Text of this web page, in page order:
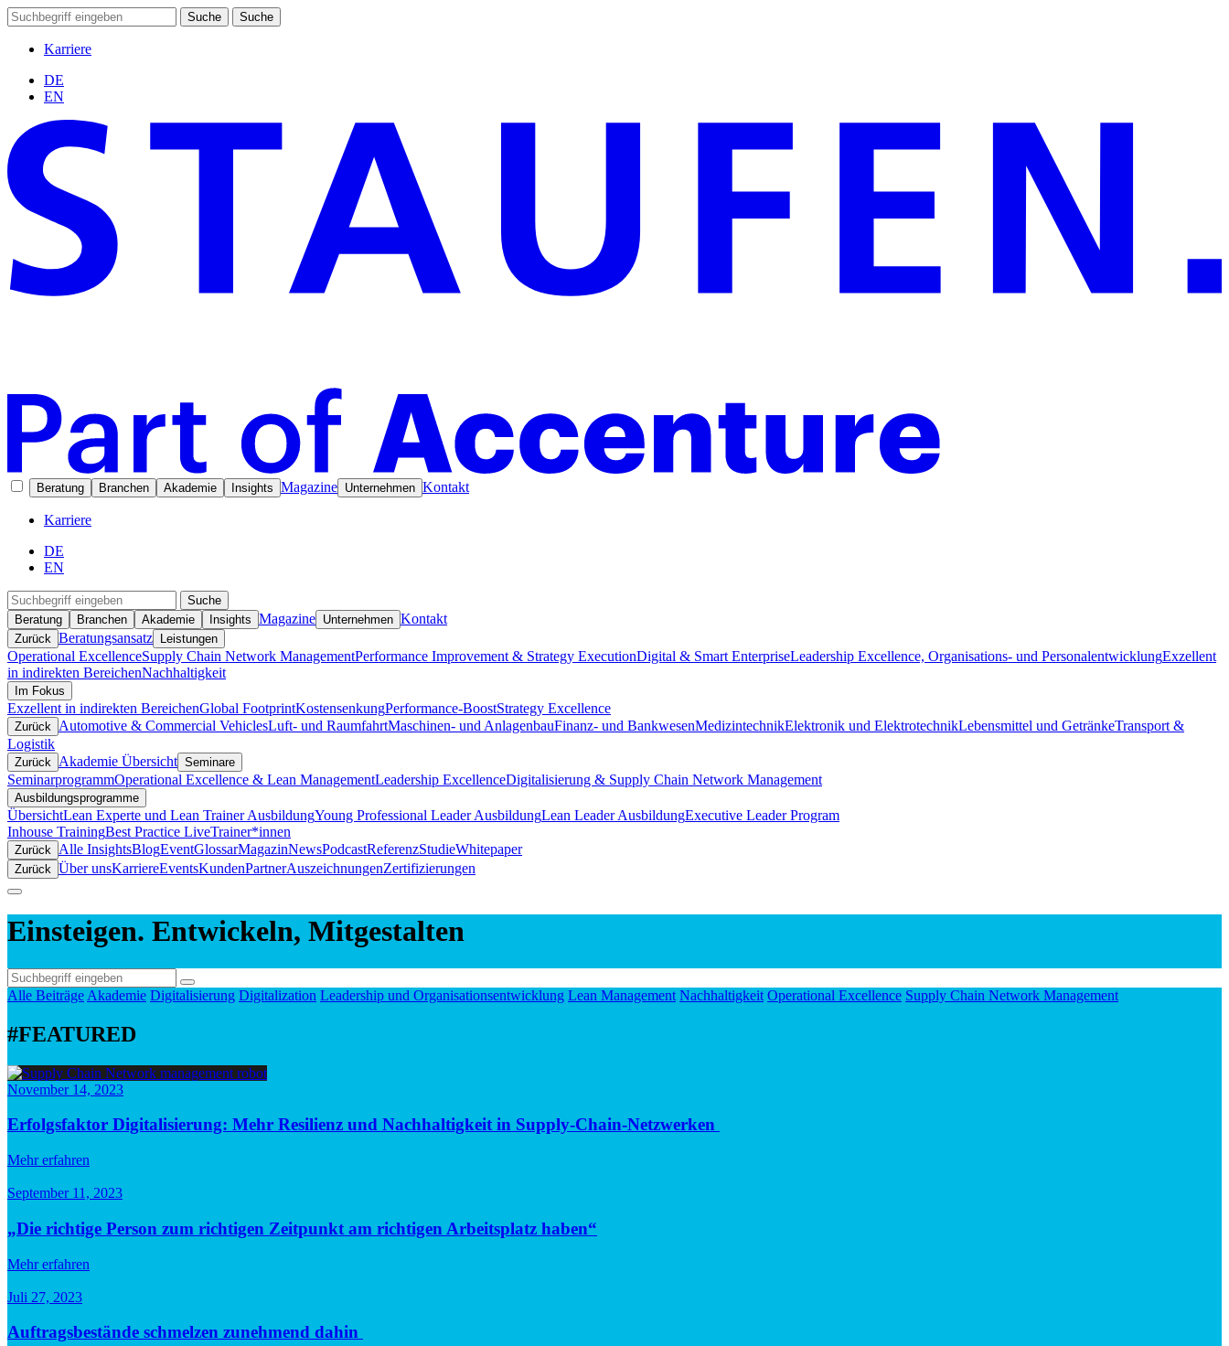
Suche Suche
Karriere
DE
EN
Beratung Branchen Akademie Insights Magazine Unternehmen Kontakt
Karriere
DE
EN
Suche
Beratung
Branchen Akademie Insights Magazine Unternehmen Kontakt
Zurück Beratungsansatz Leistungen
Operational ExcellenceSupply Chain Network ManagementPerformance Improvement & Strategy ExecutionDigital & Smart EnterpriseLeadership Excellence, Organisations- und PersonalentwicklungExzellent
in indirekten BereichenNachhaltigkeit
Im Fokus
Exzellent in indirekten BereichenGlobal FootprintKostensenkungPerformance-BoostStrategy Excellence
Zurück Automotive & Commercial VehiclesLuft- und RaumfahrtMaschinen- und AnlagenbauFinanz- und BankwesenMedizintechnikElektronik und ElektrotechnikLebensmittel und GetränkeTransport &
Logistik
Zurück Akademie Übersicht Seminare
SeminarprogrammOperational Excellence & Lean ManagementLeadership ExcellenceDigitalisierung & Supply Chain Network Management
Ausbildungsprogramme
ÜbersichtLean Experte und Lean Trainer AusbildungYoung Professional Leader AusbildungLean Leader AusbildungExecutive Leader Program
Inhouse TrainingBest Practice LiveTrainer*innen
Zurück Alle InsightsBlogEventGlossarMagazinNewsPodcastReferenzStudieWhitepaper
Zurück Über unsKarriereEventsKundenPartnerAuszeichnungenZertifizierungen
Einsteigen. Entwickeln, Mitgestalten
Alle Beiträge Akademie Digitalisierung Digitalization Leadership und Organisationsentwicklung Lean Management Nachhaltigkeit Operational Excellence Supply Chain Network Management
#FEATURED
November 14, 2023
Erfolgsfaktor Digitalisierung: Mehr Resilienz und Nachhaltigkeit in Supply-Chain-Netzwerken
Mehr erfahren
September 11, 2023
„Die richtige Person zum richtigen Zeitpunkt am richtigen Arbeitsplatz haben“
Mehr erfahren
Juli 27, 2023
Auftragsbestände schmelzen zunehmend dahin